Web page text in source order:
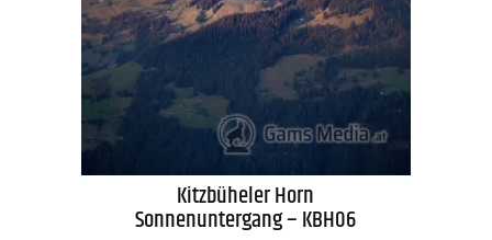
Kitzbüheler Horn
Sonnenuntergang – KBH06